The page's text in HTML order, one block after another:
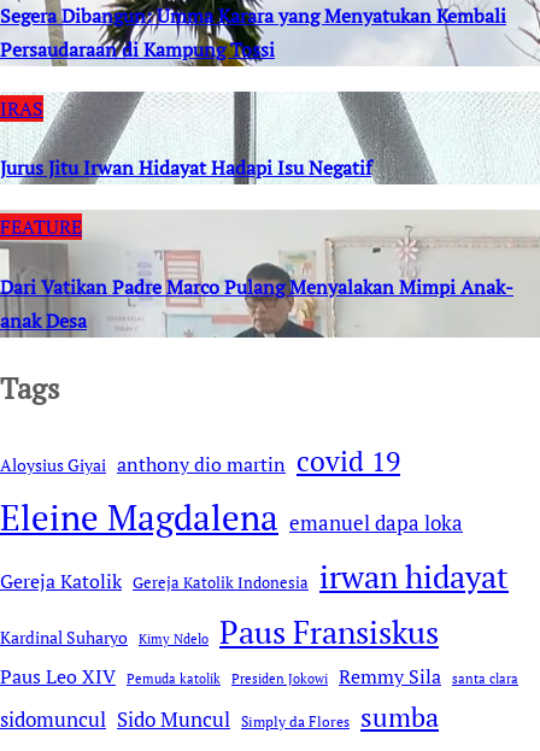
Segera Dibangun: Umma Karara yang Menyatukan Kembali
Persaudaraan di Kampung Tossi
IRAS
Jurus Jitu Irwan Hidayat Hadapi Isu Negatif
FEATURE
Dari Vatikan Padre Marco Pulang Menyalakan Mimpi Anak-
anak Desa
Tags
Aloysius Giyai anthony dio martin covid 19
Eleine Magdalena emanuel dapa loka
Gereja Katolik Gereja Katolik Indonesia irwan hidayat
Kardinal Suharyo Kimy Ndelo Paus Fransiskus
Paus Leo XIV Pemuda katolik Presiden Jokowi Remmy Sila santa clara
sidomuncul Sido Muncul Simply da Flores sumba